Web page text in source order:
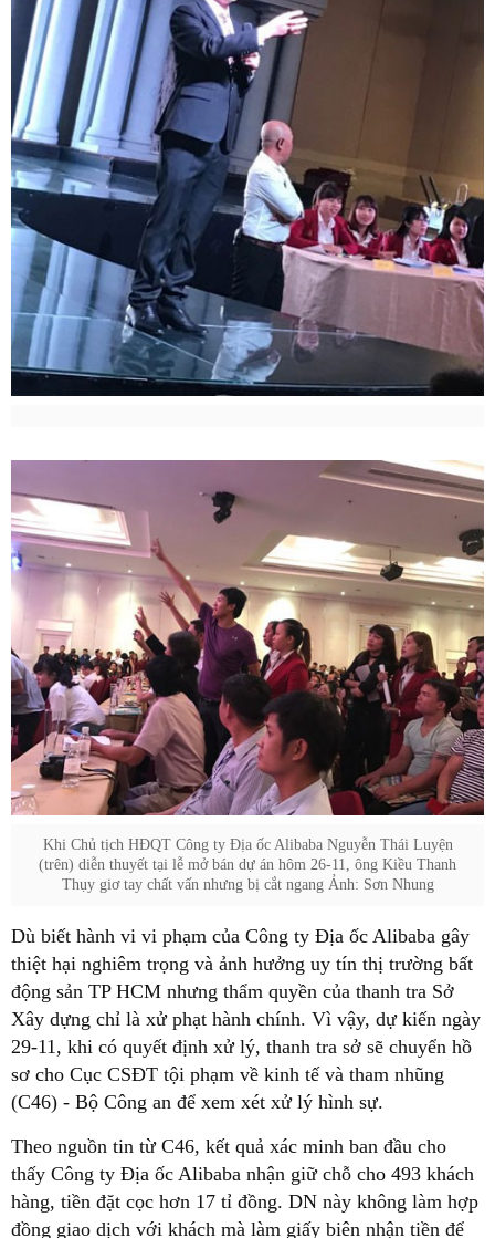
Khi Chủ tịch HĐQT Công ty Địa ốc Alibaba Nguyễn Thái Luyện
(trên) diễn thuyết tại lễ mở bán dự án hôm 26-11, ông Kiều Thanh
Thụy giơ tay chất vấn nhưng bị cắt ngang Ảnh: Sơn Nhung
Dù biết hành vi vi phạm của Công ty Địa ốc Alibaba gây
thiệt hại nghiêm trọng và ảnh hưởng uy tín thị trường bất
động sản TP HCM nhưng thẩm quyền của thanh tra Sở
Xây dựng chỉ là xử phạt hành chính. Vì vậy, dự kiến ngày
29-11, khi có quyết định xử lý, thanh tra sở sẽ chuyển hồ
sơ cho Cục CSĐT tội phạm về kinh tế và tham nhũng
(C46) - Bộ Công an để xem xét xử lý hình sự.
Theo nguồn tin từ C46, kết quả xác minh ban đầu cho
thấy Công ty Địa ốc Alibaba nhận giữ chỗ cho 493 khách
hàng, tiền đặt cọc hơn 17 tỉ đồng. DN này không làm hợp
đồng giao dịch với khách mà làm giấy biên nhận tiền để